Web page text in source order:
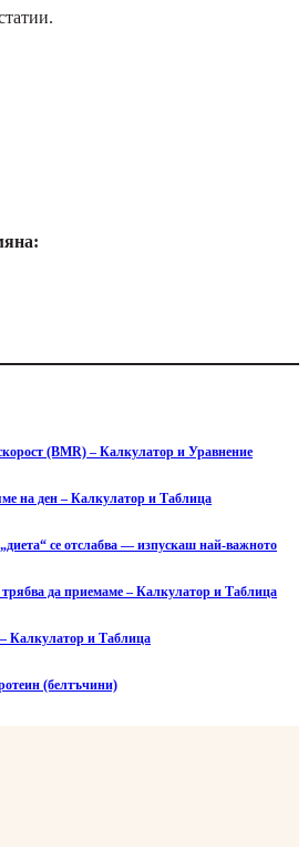
(BMR) – Калкулатор и Уравнение
на ден – Калкулатор и Таблица
се отслабва — изпускаш най-важното
да приемаме – Калкулатор и Таблица
Калкулатор и Таблица
(белтъчини)